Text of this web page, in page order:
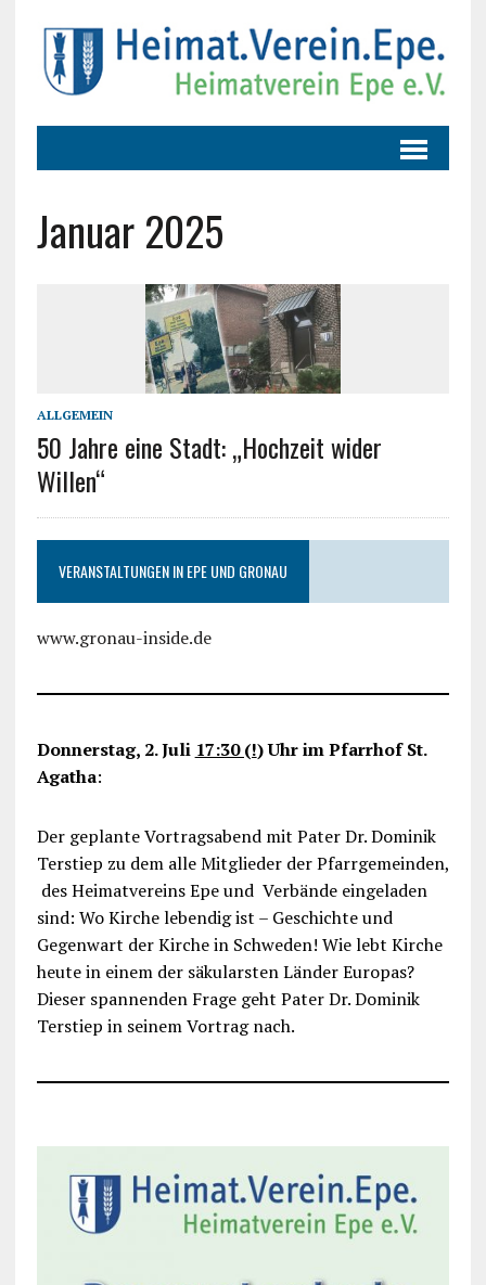
Januar 2025
ALLGEMEIN
50 Jahre eine Stadt: „Hochzeit wider
Willen“
VERANSTALTUNGEN IN EPE UND GRONAU
www.gronau-inside.de
Donnerstag, 2. Juli 17:30 (!) Uhr im Pfarrhof St.
Agatha:
Der geplante Vortragsabend mit Pater Dr. Dominik
Terstiep zu dem alle Mitglieder der Pfarrgemeinden,
des Heimatvereins Epe und Verbände eingeladen
sind: Wo Kirche lebendig ist – Geschichte und
Gegenwart der Kirche in Schweden! Wie lebt Kirche
heute in einem der säkularsten Länder Europas?
Dieser spannenden Frage geht Pater Dr. Dominik
Terstiep in seinem Vortrag nach.